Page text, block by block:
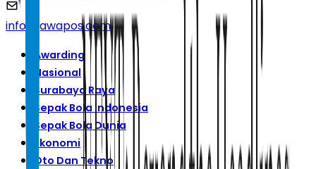
info@jawapos.com
Awarding
Nasional
Surabaya Raya
Sepak Bola Indonesia
Sepak Bola Dunia
Ekonomi
Oto Dan Tekno